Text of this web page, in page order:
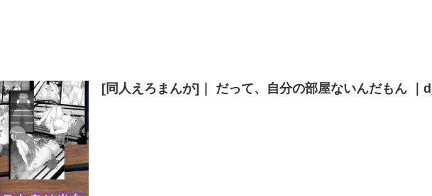
[同人えろまんが]｜ だって、自分の部屋ないんだもん ｜